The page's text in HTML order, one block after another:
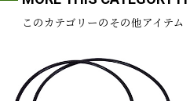
このカテゴリーのその他アイテム